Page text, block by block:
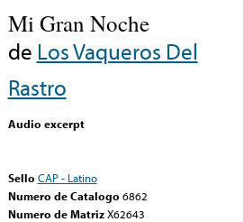
Mi Gran Noche
de Los Vaqueros Del
Rastro
Audio excerpt
Sello CAP - Latino
Numero de Catalogo 6862
Numero de Matriz X62643